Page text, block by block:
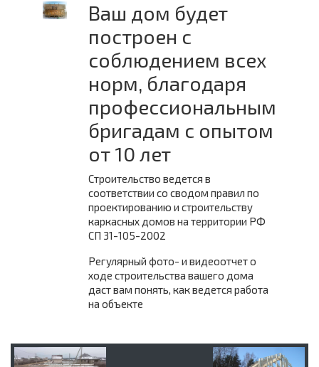
Ваш дом будет
построен с
соблюдением всех
норм, благодаря
профессиональным
бригадам с опытом
от 10 лет
Строительство ведется в
соответствии со сводом правил по
проектированию и строительству
каркасных домов на территории РФ
СП 31-105-2002
Регулярный фото- и видеоотчет о
ходе строительства вашего дома
даст вам понять, как ведется работа
на объекте